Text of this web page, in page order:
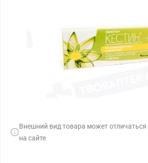
Внешний вид товара может
на сайте